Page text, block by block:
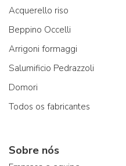
Acquerello riso
Beppino Occelli
Arrigoni formaggi
Salumificio Pedrazzoli
Domori
Todos os fabricantes
Sobre nós